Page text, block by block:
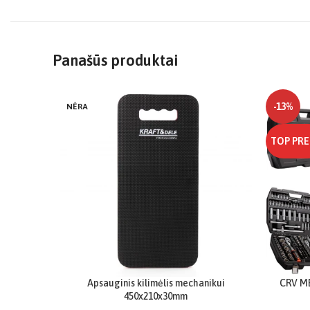
Panašūs produktai
NĖRA
Apsauginis kilimėlis mechanikui
450x210x30mm
-13%
TOP
CRV